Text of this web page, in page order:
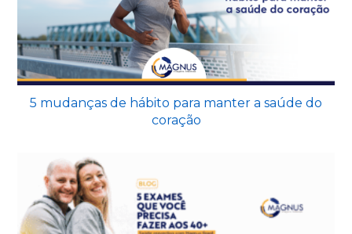
5 mudanças de hábito para manter a saúde do
coração